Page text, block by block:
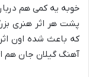
خوبه یه کمی هم
پشت هر اثر هنری
که باعث شده اون
آهنگ گیلان جان هم